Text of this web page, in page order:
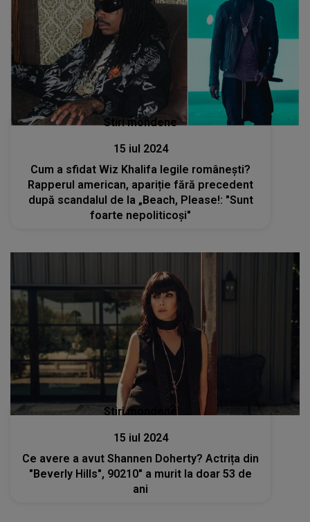
Stiri mondene
15 iul 2024
Cum a sfidat Wiz Khalifa legile românești?
Rapperul american, apariție fără precedent
după scandalul de la „Beach, Please!: "Sunt
foarte nepoliticoși"
Stiri mondene
15 iul 2024
Ce avere a avut Shannen Doherty? Actrița din
"Beverly Hills", 90210″ a murit la doar 53 de
ani